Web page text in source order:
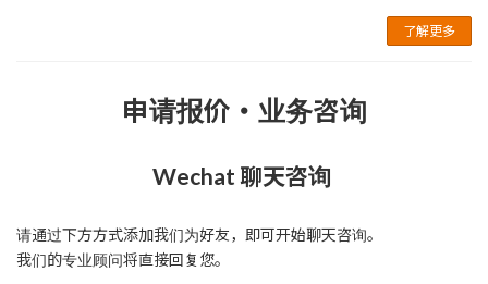
了解更多
申请报价・业务咨询
Wechat 聊天咨询
请通过下方方式添加我们为好友，即可开始聊天咨询。
我们的专业顾问将直接回复您。